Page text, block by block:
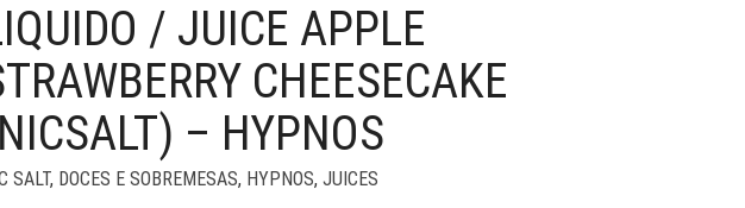
/ JUICE APPLE
CHEESECAKE
– HYPNOS
SALT, DOCES E SOBREMESAS, HYPNOS, JUICES